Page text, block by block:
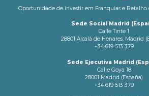
Oportunidade de investir em Franquias e Retalho
Sede Social Madrid
Calle Tinte 1
28801 Alcalá de Henares, Madrid
+34 619 513 379
Sede Ejecutiva Madrid
Calle Goya 18
28001 Madrid (España)
+34 619 513 379